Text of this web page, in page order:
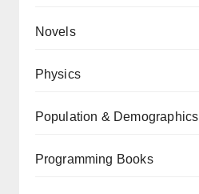
Novels
Physics
Population & Demographics
Programming Books